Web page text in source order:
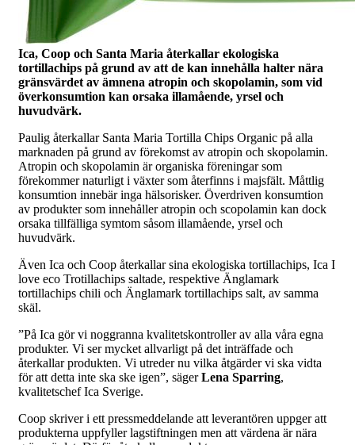
Ica, Coop och Santa Maria återkallar ekologiska
tortillachips på grund av att de kan innehålla halter nära
gränsvärdet av ämnena atropin och skopolamin, som vid
överkonsumtion kan orsaka illamående, yrsel och
huvudvärk.
Paulig återkallar Santa Maria Tortilla Chips Organic på alla
marknaden på grund av förekomst av atropin och skopolamin.
Atropin och skopolamin är organiska föreningar som
förekommer naturligt i växter som återfinns i majsfält. Måttlig
konsumtion innebär inga hälsorisker. Överdriven konsumtion
av produkter som innehåller atropin och scopolamin kan dock
orsaka tillfälliga symtom såsom illamående, yrsel och
huvudvärk.
Även Ica och Coop återkallar sina ekologiska tortillachips, Ica I
love eco Trotillachips saltade, respektive Änglamark
tortillachips chili och Änglamark tortillachips salt, av samma
skäl.
”På Ica gör vi noggranna kvalitetskontroller av alla våra egna
produkter. Vi ser mycket allvarligt på det inträffade och
återkallar produkten. Vi utreder nu vilka åtgärder vi ska vidta
för att detta inte ska ske igen”, sägerLena Sparring,
kvalitetschef Ica Sverige.
Coop skriver i ett pressmeddelande att leverantören uppger att
produkterna uppfyller lagstiftningen men att värdena är nära